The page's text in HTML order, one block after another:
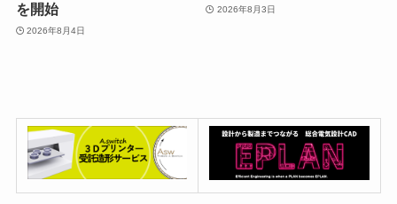
を開始
2026年8月4日
2026年8月3日